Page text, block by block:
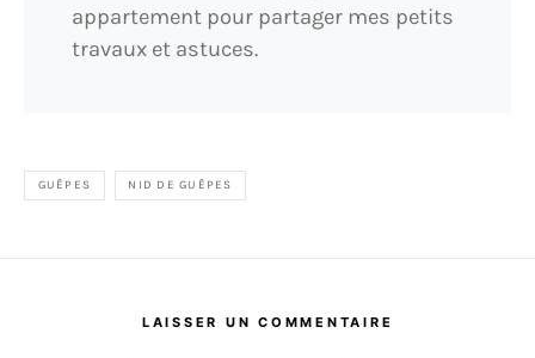
appartement pour partager mes petits
travaux et astuces.
GUÊPES NID DE GUÊPES
LAISSER UN COMMENTAIRE